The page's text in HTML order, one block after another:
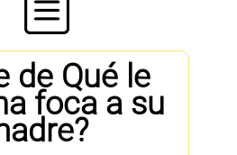
de Qué le
foca a su